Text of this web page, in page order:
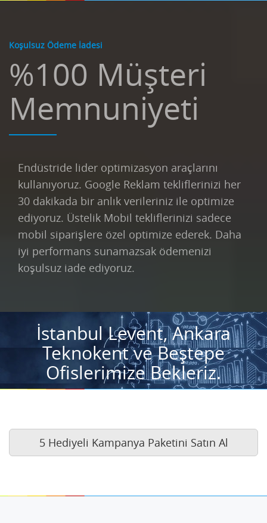
Koşulsuz Ödeme İadesi
%100 Müşteri
Memnuniyeti
Endüstride lider optimizasyon araçlarını
kullanıyoruz. Google Reklam tekliflerinizi her
30 dakikada bir anlık verileriniz ile optimize
ediyoruz. Üstelik Mobil tekliflerinizi sadece
mobil siparişlere özel optimize ederek. Daha
iyi performans sunamazsak ödemenizi
koşulsuz iade ediyoruz.
İstanbul Levent, Ankara
Teknokent ve Beştepe
Ofislerimize Bekleriz.
5 Hediyeli Kampanya Paketini Satın Al